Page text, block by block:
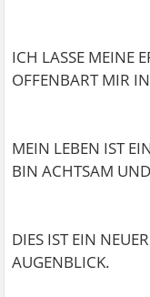
ICH LASSE MEINE
OFFENBART MIR
MEIN LEBEN IST
BIN ACHTSAM
DIES IST EIN
AUGENBLICK.